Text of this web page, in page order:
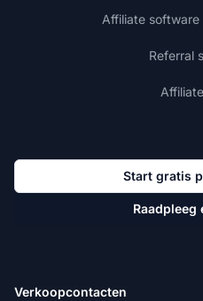
Affiliate software
Referral
Start gratis
Raadpleeg
Verkoopcontacten